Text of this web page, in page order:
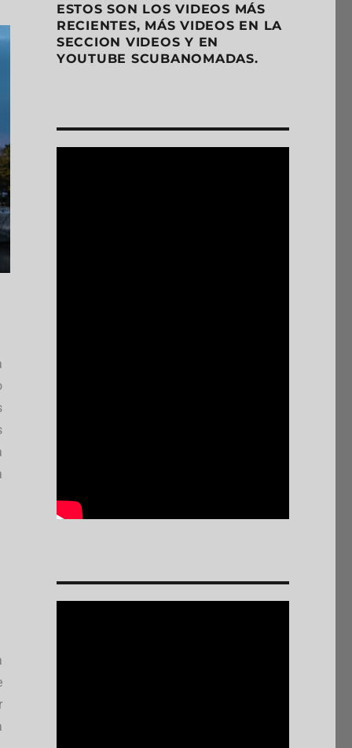
ESTOS SON LOS VIDEOS MÁS
RECIENTES, MÁS VIDEOS EN LA
SECCION VIDEOS Y EN
YOUTUBE SCUBANOMADAS.